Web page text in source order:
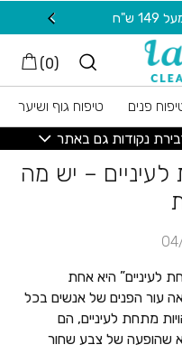
ש"ח
(
0
)
פנים
טיפוח גוף ושיער
נקודות גם באתר
– יש מה
לעיניים” היא אחת
עור הפנים של אנשים בכל
מתחת לעיניים, הם
שהופעה של צבע שחור